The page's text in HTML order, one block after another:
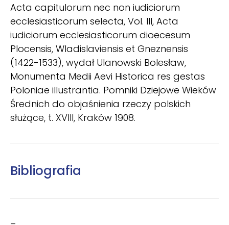
Acta capitulorum nec non iudiciorum
ecclesiasticorum selecta, Vol. III, Acta
iudiciorum ecclesiasticorum dioecesum
Plocensis, Wladislaviensis et Gneznensis
(1422-1533), wydał Ulanowski Bolesław,
Monumenta Medii Aevi Historica res gestas
Poloniae illustrantia. Pomniki Dziejowe Wieków
Średnich do objaśnienia rzeczy polskich
służące, t. XVIII, Kraków 1908.
Bibliografia